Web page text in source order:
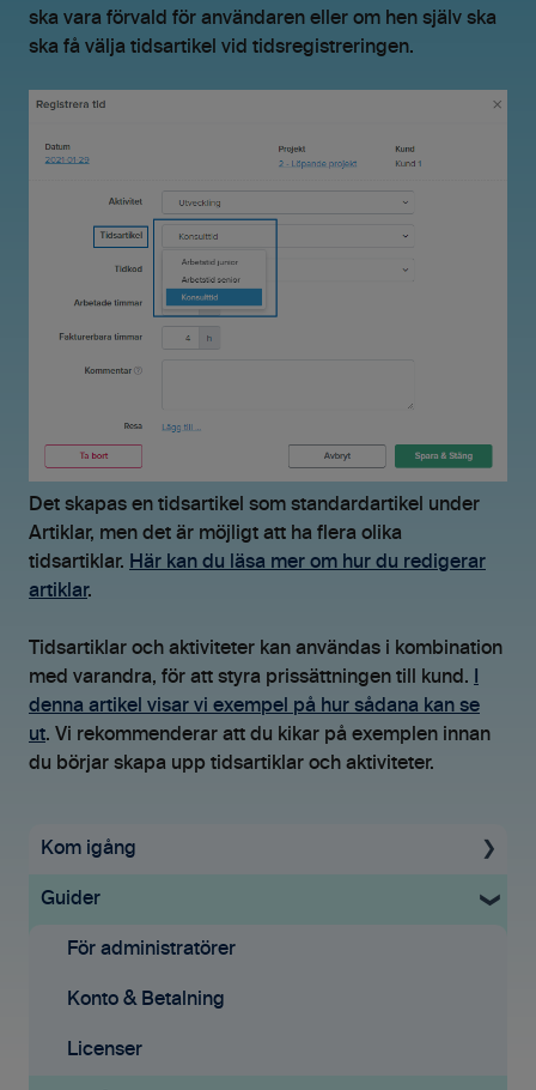
ska vara förvald för användaren eller om hen själv ska
ska få välja tidsartikel vid tidsregistreringen.
Det skapas en tidsartikel som standardartikel under
Artiklar, men det är möjligt att ha flera olika
tidsartiklar. Här kan du läsa mer om hur du redigerar
artiklar.
Tidsartiklar och aktiviteter kan användas i kombination
med varandra, för att styra prissättningen till kund.
denna artikel visar vi exempel på hur sådana kan se
ut. Vi rekommenderar att du kikar på exemplen innan
du börjar skapa upp tidsartiklar och aktiviteter.
Kom igång
Uppstartsguide
Grundinställningar
Ekonomisystem
Tid & Kvitton
Guider
För administratörer
Konto & Betalning
Licenser